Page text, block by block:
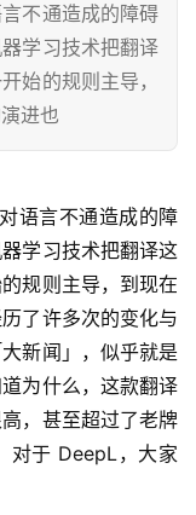
不通造成的障碍
学习技术把翻译
始的规则主导，
进也
学习技术把翻译这
规则主导，到现在
了许多次的变化与
新闻」，似乎就是
为什么，这款翻译
，甚至超过了老牌
对于 DeepL，大家